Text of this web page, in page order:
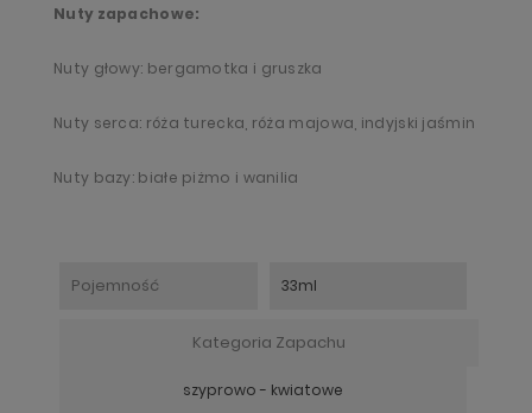
Nuty zapachowe:
Nuty głowy: bergamotka i gruszka
Nuty serca: róża turecka, róża majowa, indyjski jaśmin
Nuty bazy: białe piżmo i wanilia
Pojemność 33ml
Kategoria Zapachu
szyprowo - kwiatowe